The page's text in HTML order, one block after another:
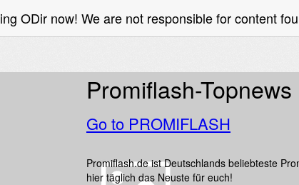
ODir now! We are not responsible for content
Promiflash-
Go to PROMIFLASH
Promiflash.de ist Deutschlands beliebteste
hier täglich das Neuste für euch!